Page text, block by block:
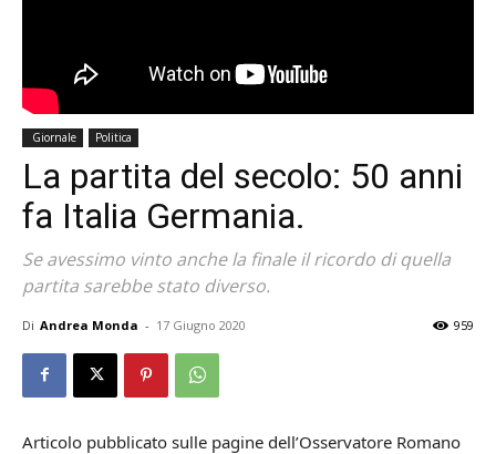
Giornale Politica
La partita del secolo: 50 anni
fa Italia Germania.
Se avessimo vinto anche la finale il ricordo di quella
partita sarebbe stato diverso.
Di Andrea Monda - 17 Giugno 2020 959
Articolo pubblicato sulle pagine dell’Osservatore Romano